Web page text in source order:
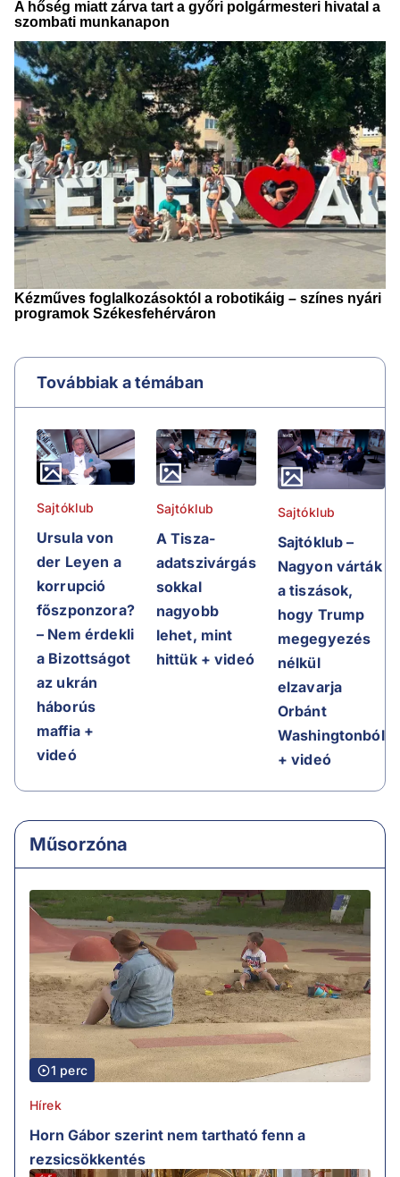
Továbbiak a témában
Sajtóklub
Ursula von
der Leyen a
korrupció
főszponzora?
– Nem érdekli
a Bizottságot
az ukrán
háborús
maffia +
videó
Sajtóklub
A Tisza-
adatszivárgás
sokkal
nagyobb
lehet, mint
hittük + videó
Sajtóklub
Sajtóklub –
Nagyon várták
a tiszások,
hogy Trump
megegyezés
nélkül
elzavarja
Orbánt
Washingtonból
+ videó
Műsorzóna
1 perc
Hírek
Horn Gábor szerint nem tartható fenn a
rezsicsökkentés